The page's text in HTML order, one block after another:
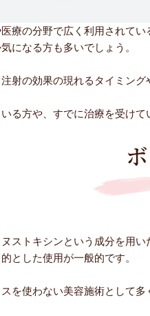
療の分野で広く利用されて
になる方も多いでしょう。
射の効果の現れるタイミン
る方や、すでに治療を受け
ストキシンという成分を用
とした使用が一般的です。
を使わない美容施術として